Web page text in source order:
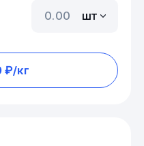
шт
₽/кг